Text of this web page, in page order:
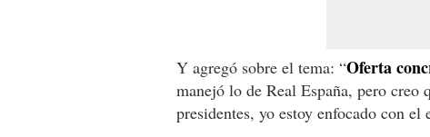
Y agregó sobre el tema: “Oferta
manejó lo de Real España, pero creo
presidentes, yo estoy enfocado con el